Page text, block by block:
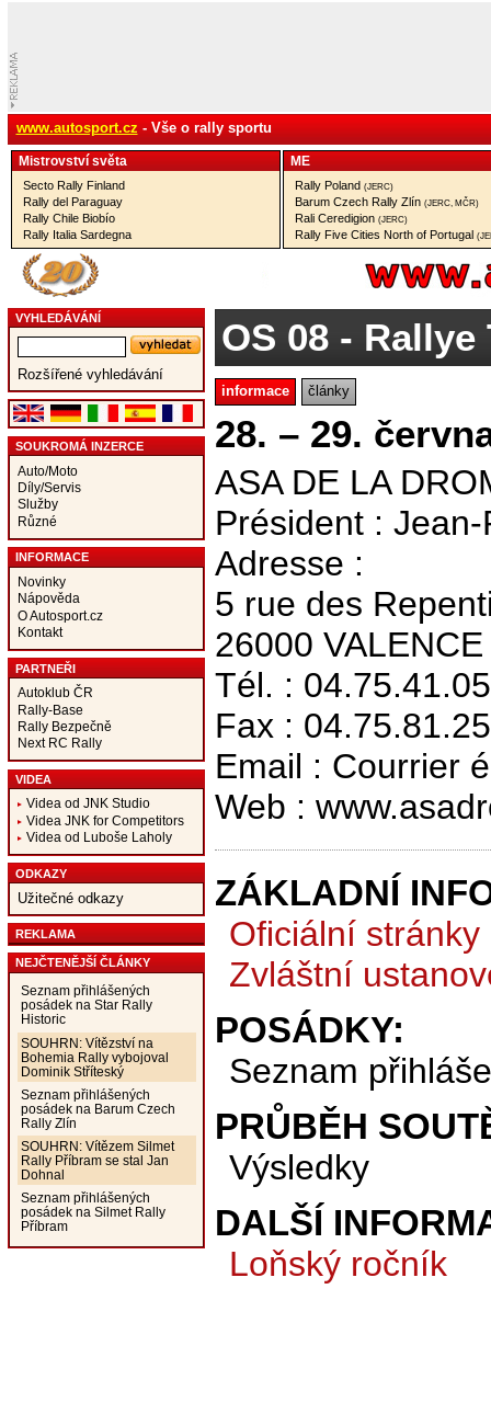
www.autosport.cz - Vše o rally sportu
Mistrovství­ světa
Secto Rally Finland
Rally del Paraguay
Rally Chile Biobío
Rally Italia Sardegna
ME
Rally Poland (JERC)
Barum Czech Rally Zlín (JERC, MČR)
Rali Ceredigion (JERC)
Rally Five Cities North of Portugal
VYHLEDÁVÁNÍ
Rozšířené vyhledávání
SOUKROMÁ INZERCE
Auto/Moto
Díly/Servis
Služby
Různé
INFORMACE
Novinky
Nápověda
O Autosport.cz
Kontakt
PARTNEŘI
Autoklub ČR
Rally-Base
Rally Bezpečně
Next RC Rally
VIDEA
Videa od JNK Studio
Videa JNK for Competitors
Videa od Luboše Laholy
ODKAZY
Užitečné odkazy
REKLAMA
NEJČTENĚJŠÍ ČLÁNKY
Seznam přihlášených
posádek na Star Rally
Historic
SOUHRN: Vítězství na
Bohemia Rally vybojoval
Dominik Stříteský
Seznam přihlášených
posádek na Barum Czech
Rally Zlín
SOUHRN: Vítězem Silmet
Rally Příbram se stal Jan
Dohnal
Seznam přihlášených
posádek na Silmet Rally
Příbram
OS 08- Rallye
informace články
28. – 29.
ASA DE LA
Président :
Adresse :
5 rue des
26000 VALENCE
Tél. :
Fax :
Email : Courrier
Web :
ZÁKLADNÍ
Oficiální stránky
Zvláštní
POSÁDKY:
Seznam
PRŮBĚH
Výsledky
DALŠÍ
Loňský ročník